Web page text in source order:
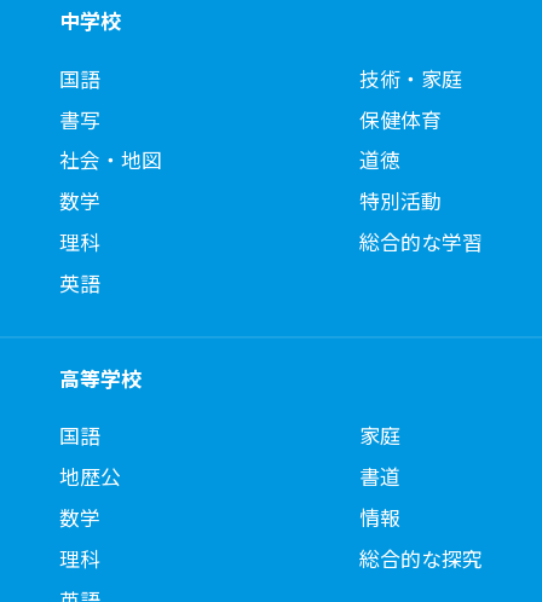
中学校
国語
書写
社会・地図
数学
理科
英語
技術・家庭
保健体育
道徳
特別活動
総合的な学習
高等学校
国語
地歴公
数学
理科
家庭
書道
情報
総合的な探究